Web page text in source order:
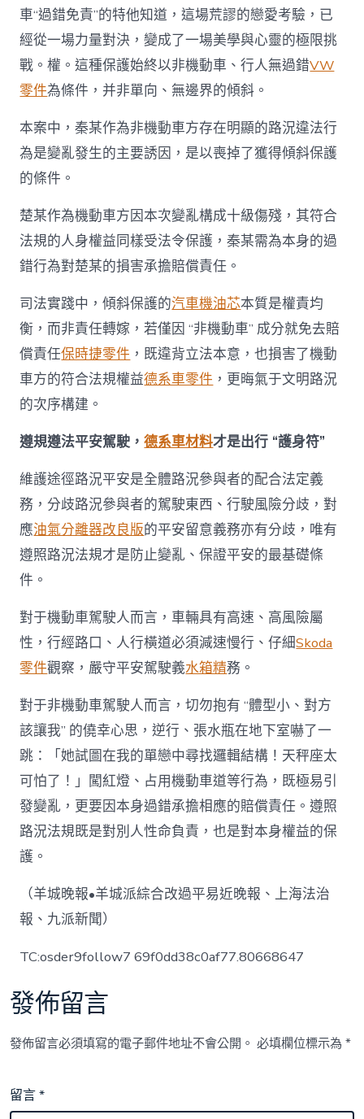
車“過錯免責”的特他知道，這場荒謬的戀愛考驗，已
經從一場力量對決，變成了一場美學與心靈的極限挑
戰。權。這種保護始終以非機動車、行人無過錯VW
零件為條件，并非單向、無邊界的傾斜。
本案中，秦某作為非機動車方存在明顯的路況違法行
為是變亂發生的主要誘因，是以喪掉了獲得傾斜保護
的條件。
楚某作為機動車方因本次變亂構成十級傷殘，其符合
法規的人身權益同樣受法令保護，秦某需為本身的過
錯行為對楚某的損害承擔賠償責任。
司法實踐中，傾斜保護的汽車機油芯本質是權責均
衡，而非責任轉嫁，若僅因 “非機動車” 成分就免去賠
償責任保時捷零件 ，既違背立法本意，也損害了機動
車方的符合法規權益德系車零件 ，更晦氣于文明路況
的次序構建。
遵規遵法平安駕駛，德系車材料才是出行 “護身符”
維護途徑路況平安是全體路況參與者的配合法定義
務，分歧路況參與者的駕駛東西、行駛風險分歧，對
應油氣分離器改良版的平安留意義務亦有分歧，唯有
遵照路況法規才是防止變亂、保證平安的最基礎條
件。
對于機動車駕駛人而言，車輛具有高速、高風險屬
性，行經路口、人行橫道必須減速慢行、仔細Skoda
零件觀察，嚴守平安駕駛義水箱精務。
對于非機動車駕駛人而言，切勿抱有 “體型小、對方
該讓我” 的僥幸心思，逆行、張水瓶在地下室嚇了一
跳：「她試圖在我的單戀中尋找邏輯結構！天秤座太
可怕了！」闖紅燈、占用機動車道等行為，既極易引
發變亂，更要因本身過錯承擔相應的賠償責任。遵照
路況法規既是對別人性命負責，也是對本身權益的保
護。
（羊城晚報•羊城派綜合改過平易近晚報、上海法治
報、九派新聞）
TC:osder9follow7 69f0dd38c0af77.80668647
發佈留言
發佈留言必須填寫的電子郵件地址不會公開。 必填欄位標示為*
留言*